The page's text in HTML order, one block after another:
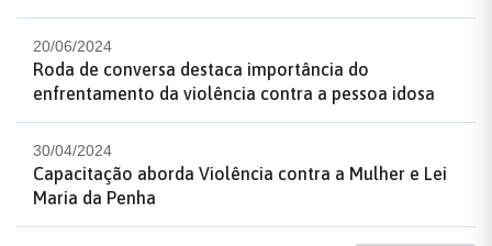
20/06/2024
Roda de conversa destaca importância do
enfrentamento da violência contra a pessoa idosa
30/04/2024
Capacitação aborda Violência contra a Mulher e Lei
Maria da Penha